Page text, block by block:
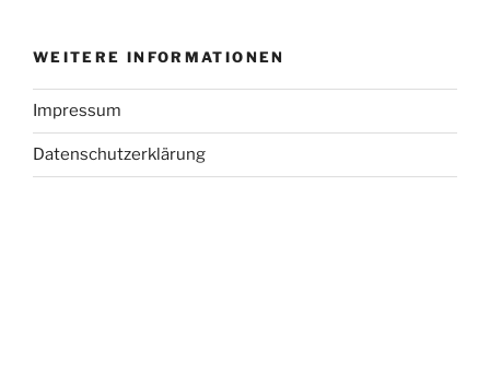
WEITERE INFORMATIONEN
Impressum
Datenschutzerklärung